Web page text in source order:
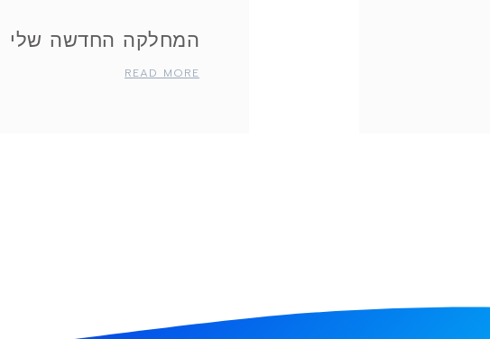
המחלקה החדשה שלי
READ MORE